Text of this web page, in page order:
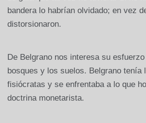
bandera lo habrían olvidado; en vez
distorsionaron.
De Belgrano nos interesa su
bosques y los suelos. Belgrano tenía
fisiócratas y se enfrentaba a lo que
doctrina monetarista.